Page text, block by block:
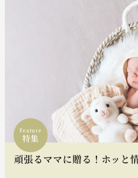
Feature
特集
頑張るママに贈る！ホッと